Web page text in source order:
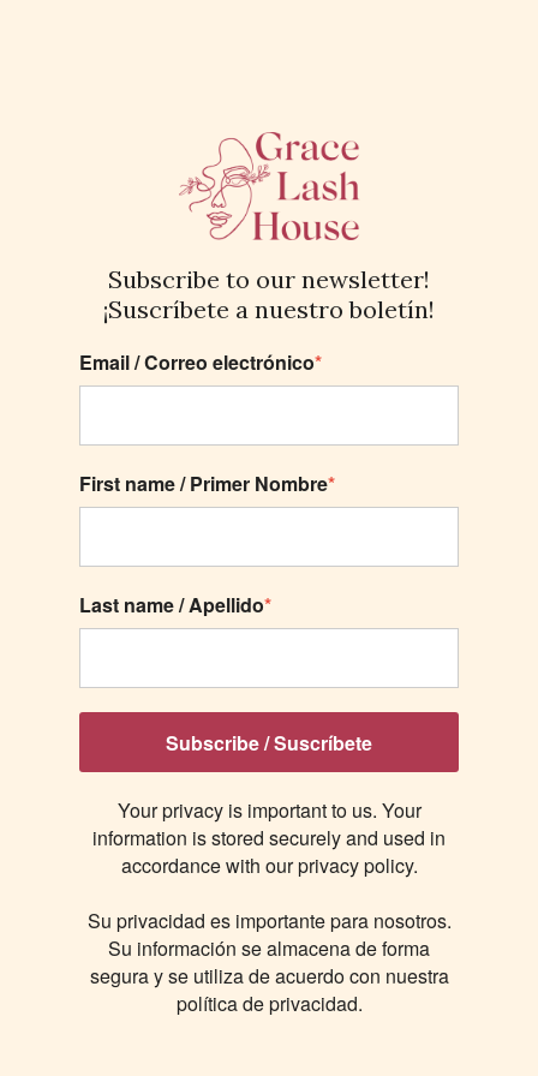
Subscribe to our newsletter!
¡Suscríbete a nuestro boletín!
Email / Correo electrónico*
First name / Primer Nombre*
Last name / Apellido*
Subscribe / Suscríbete
Your privacy is important to us. Your
information is stored securely and used in
accordance with our privacy policy.
Su privacidad es importante para nosotros.
Su información se almacena de forma
segura y se utiliza de acuerdo con nuestra
política de privacidad.